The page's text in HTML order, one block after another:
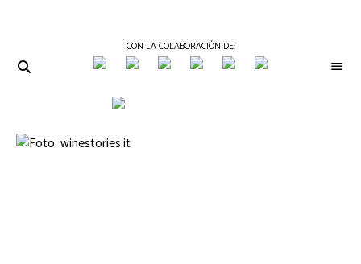
CON LA COLABORACIÓN DE:
GOURMET
JOURNAL
Periódico
Gastronomía